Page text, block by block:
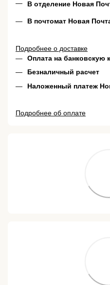
В отделение Новая
В почтомат Новая
Подробнее о доставке
Оплата на банковскую
Безналичный расчет
Наложенный платеж
Подробнее об оплате